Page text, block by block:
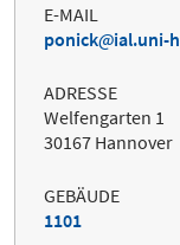
E-MAIL
ponick
ial.uni-
ADRESSE
Welfengarten 1
30167 Hannover
GEBÄUDE
1101